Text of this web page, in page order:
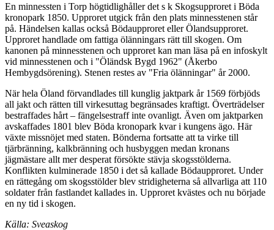
En minnessten i Torp högtidlighåller det s k Skogsupproret i Böda
kronopark 1850. Upproret utgick från den plats minnesstenen står
på. Händelsen kallas också Bödaupproret eller Ölandsupproret.
Upproret handlade om fattiga ölänningars rätt till skogen. Om
kanonen på minnesstenen och upproret kan man läsa på en infoskylt
vid minnesstenen och i "Öländsk Bygd 1962" (Åkerbo
Hembygdsörening). Stenen restes av "Fria ölänningar" år 2000.
När hela Öland förvandlades till kunglig jaktpark år 1569 förbjöds
all jakt och rätten till virkesuttag begränsades kraftigt. Överträdelser
bestraffades hårt – fängelsestraff inte ovanligt. Även om jaktparken
avskaffades 1801 blev Böda kronopark kvar i kungens ägo. Här
växte missnöjet med staten. Bönderna fortsatte att ta virke till
tjärbränning, kalkbränning och husbyggen medan kronans
jägmästare allt mer desperat försökte stävja skogsstölderna.
Konflikten kulminerade 1850 i det så kallade Bödaupproret. Under
en rättegång om skogsstölder blev stridigheterna så allvarliga att 110
soldater från fastlandet kallades in. Upproret kvästes och nu började
en ny tid i skogen.
Källa: Sveaskog